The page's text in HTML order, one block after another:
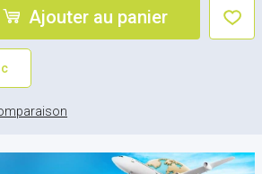
Ajouter au panier